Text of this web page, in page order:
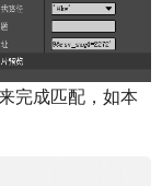
完成匹配，如本